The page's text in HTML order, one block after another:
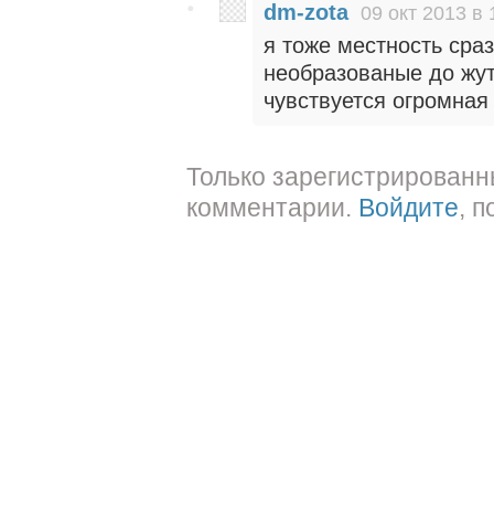
dm-zota 09 окт 2013 в
я тоже местность
необразованые до
чувствуется огромная
Только
комментарии. Войдите,